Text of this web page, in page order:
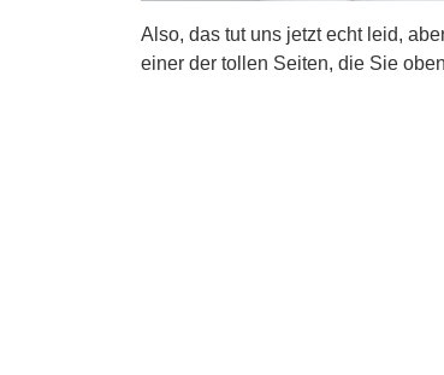
Also, das tut uns jetzt echt leid,
einer der tollen Seiten, die Sie